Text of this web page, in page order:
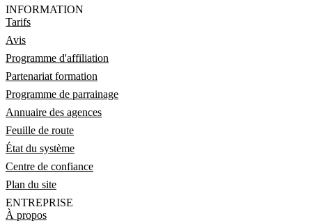
INFORMATION
Tarifs
Avis
Programme d'affiliation
Partenariat formation
Programme de parrainage
Annuaire des agences
Feuille de route
État du système
Centre de confiance
Plan du site
ENTREPRISE
À propos